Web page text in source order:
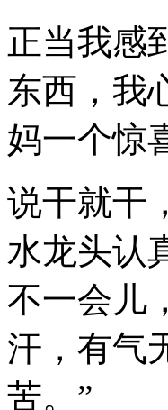
正当我感
东西，我
妈一个惊
说干就干
水龙头认
不一会儿
汗，有气
苦。”